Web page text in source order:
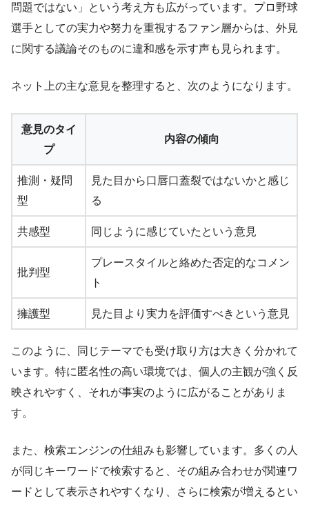
問題ではない」という考え方も広がっています。プロ野球
選手としての実力や努力を重視するファン層からは、外見
に関する議論そのものに違和感を示す声も見られます。
ネット上の主な意見を整理すると、次のようになります。
意見のタイ
プ
内容の傾向
推測・疑問
型
見た目から口唇口蓋裂ではないかと感じ
る
共感型 同じように感じていたという意見
批判型
プレースタイルと絡めた否定的なコメン
ト
擁護型 見た目より実力を評価すべきという意見
このように、同じテーマでも受け取り方は大きく分かれて
います。特に匿名性の高い環境では、個人の主観が強く反
映されやすく、それが事実のように広がることがありま
す。
また、検索エンジンの仕組みも影響しています。多くの人
が同じキーワードで検索すると、その組み合わせが関連ワ
ードとして表示されやすくなり、さらに検索が増えるとい